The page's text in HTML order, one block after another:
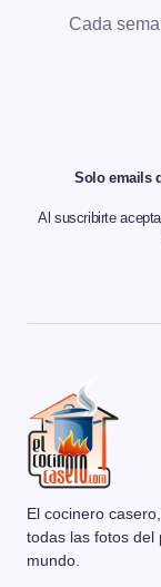
Cada
Solo emails
Al suscribirte
El cocinero
todas las fotos del
mundo.